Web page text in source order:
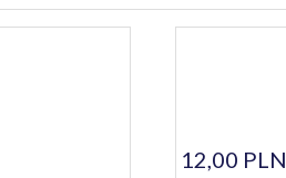
12,00 PLN